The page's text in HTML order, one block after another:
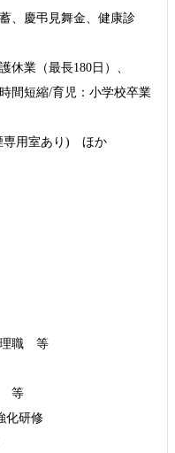
、慶弔見舞金、健康診
休業（最長180日）、
間短縮/育児：小学校卒業
専用室あり) ほか
理職 等
等
化研修